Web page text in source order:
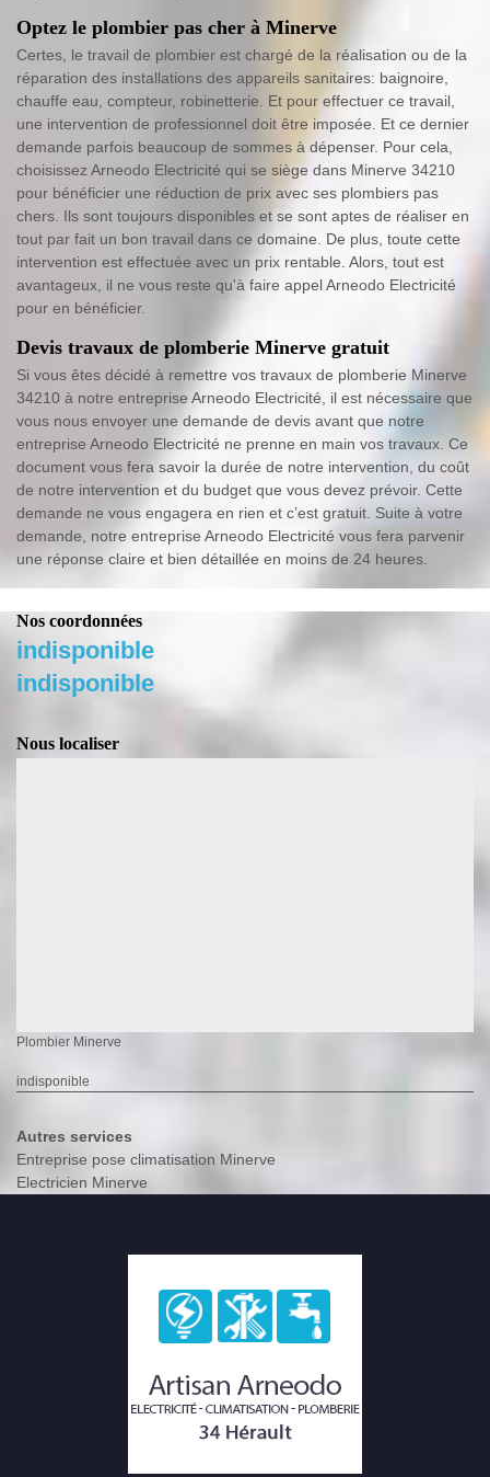
Optez le plombier pas cher à Minerve
Certes, le travail de plombier est chargé de la réalisation ou de la
réparation des installations des appareils sanitaires: baignoire,
chauffe eau, compteur, robinetterie. Et pour effectuer ce travail,
une intervention de professionnel doit être imposée. Et ce dernier
demande parfois beaucoup de sommes à dépenser. Pour cela,
choisissez Arneodo Electricité qui se siège dans Minerve 34210
pour bénéficier une réduction de prix avec ses plombiers pas
chers. Ils sont toujours disponibles et se sont aptes de réaliser en
tout par fait un bon travail dans ce domaine. De plus, toute cette
intervention est effectuée avec un prix rentable. Alors, tout est
avantageux, il ne vous reste qu'à faire appel Arneodo Electricité
pour en bénéficier.
Devis travaux de plomberie Minerve gratuit
Si vous êtes décidé à remettre vos travaux de plomberie Minerve
34210 à notre entreprise Arneodo Electricité, il est nécessaire que
vous nous envoyer une demande de devis avant que notre
entreprise Arneodo Electricité ne prenne en main vos travaux. Ce
document vous fera savoir la durée de notre intervention, du coût
de notre intervention et du budget que vous devez prévoir. Cette
demande ne vous engagera en rien et c’est gratuit. Suite à votre
demande, notre entreprise Arneodo Electricité vous fera parvenir
une réponse claire et bien détaillée en moins de 24 heures.
Nos coordonnées
indisponible
indisponible
Nous localiser
Plombier Minerve
indisponible
Autres services
Entreprise pose climatisation Minerve
Electricien Minerve